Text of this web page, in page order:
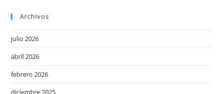
Archivos
julio 2026
abril 2026
febrero 2026
diciembre 2025